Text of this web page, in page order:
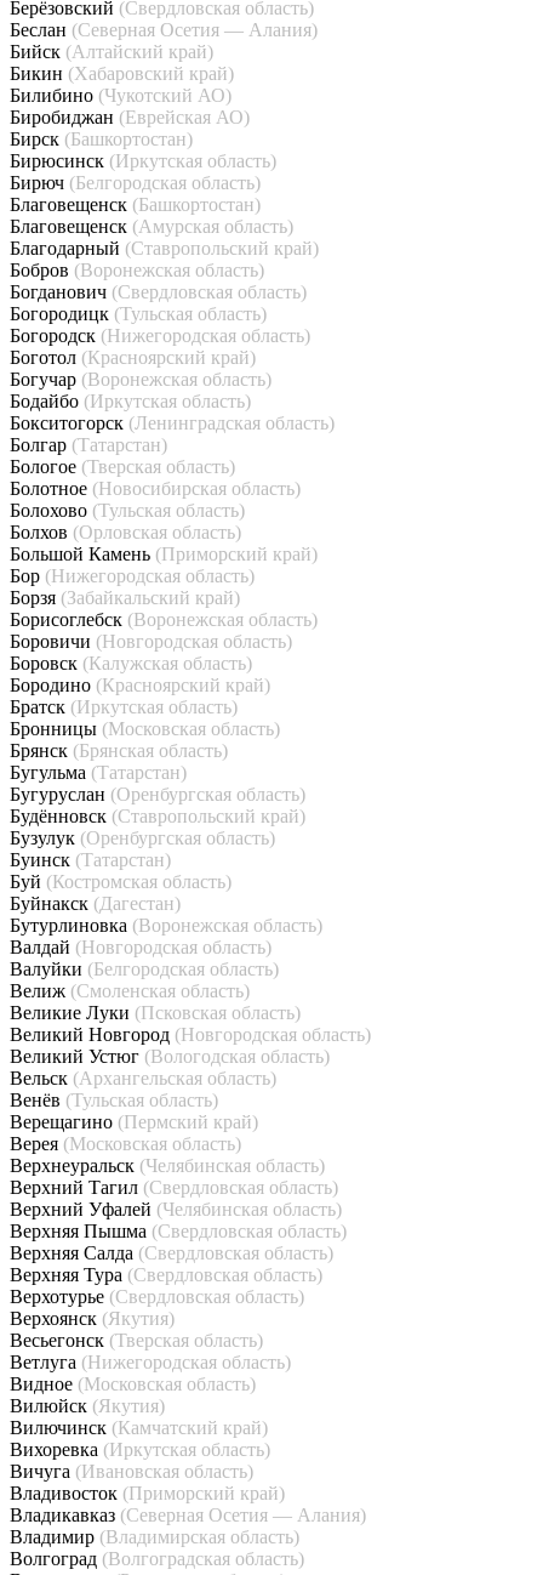
Берёзовский (Свердловская область)
Беслан (Северная Осетия — Алания)
Бийск (Алтайский край)
Бикин (Хабаровский край)
Билибино (Чукотский АО)
Биробиджан (Еврейская АО)
Бирск (Башкортостан)
Бирюсинск (Иркутская область)
Бирюч (Белгородская область)
Благовещенск (Башкортостан)
Благовещенск (Амурская область)
Благодарный (Ставропольский край)
Бобров (Воронежская область)
Богданович (Свердловская область)
Богородицк (Тульская область)
Богородск (Нижегородская область)
Боготол (Красноярский край)
Богучар (Воронежская область)
Бодайбо (Иркутская область)
Бокситогорск (Ленинградская область)
Болгар (Татарстан)
Бологое (Тверская область)
Болотное (Новосибирская область)
Болохово (Тульская область)
Болхов (Орловская область)
Большой Камень (Приморский край)
Бор (Нижегородская область)
Борзя (Забайкальский край)
Борисоглебск (Воронежская область)
Боровичи (Новгородская область)
Боровск (Калужская область)
Бородино (Красноярский край)
Братск (Иркутская область)
Бронницы (Московская область)
Брянск (Брянская область)
Бугульма (Татарстан)
Бугуруслан (Оренбургская область)
Будённовск (Ставропольский край)
Бузулук (Оренбургская область)
Буинск (Татарстан)
Буй (Костромская область)
Буйнакск (Дагестан)
Бутурлиновка (Воронежская область)
Валдай (Новгородская область)
Валуйки (Белгородская область)
Велиж (Смоленская область)
Великие Луки (Псковская область)
Великий Новгород (Новгородская область)
Великий Устюг (Вологодская область)
Вельск (Архангельская область)
Венёв (Тульская область)
Верещагино (Пермский край)
Верея (Московская область)
Верхнеуральск (Челябинская область)
Верхний Тагил (Свердловская область)
Верхний Уфалей (Челябинская область)
Верхняя Пышма (Свердловская область)
Верхняя Салда (Свердловская область)
Верхняя Тура (Свердловская область)
Верхотурье (Свердловская область)
Верхоянск (Якутия)
Весьегонск (Тверская область)
Ветлуга (Нижегородская область)
Видное (Московская область)
Вилюйск (Якутия)
Вилючинск (Камчатский край)
Вихоревка (Иркутская область)
Вичуга (Ивановская область)
Владивосток (Приморский край)
Владикавказ (Северная Осетия — Алания)
Владимир (Владимирская область)
Волгоград (Волгоградская область)